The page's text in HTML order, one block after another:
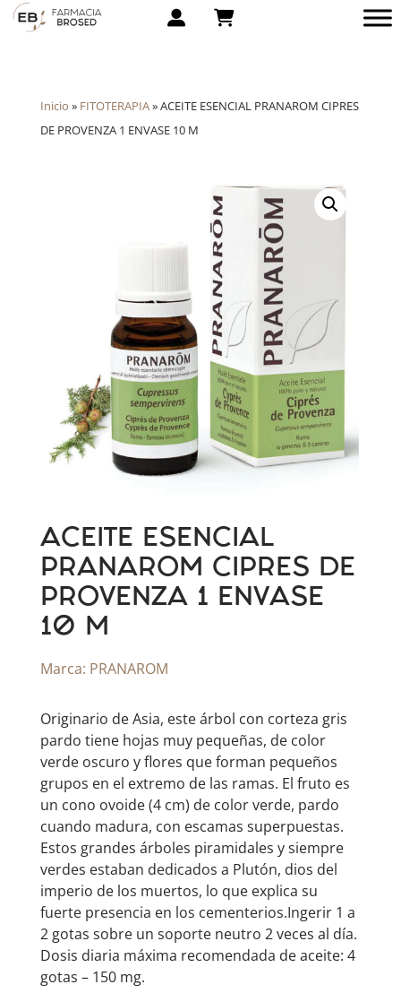
Inicio » FITOTERAPIA»ACEITE ESENCIAL PRANAROM CIPRES
DE PROVENZA 1 ENVASE 10 M
ACEITE ESENCIAL
PRANAROM CIPRES DE
PROVENZA 1 ENVASE
10 M
Marca: PRANAROM
Originario de Asia, este árbol con corteza gris
pardo tiene hojas muy pequeñas, de color
verde oscuro y flores que forman pequeños
grupos en el extremo de las ramas. El fruto es
un cono ovoide (4 cm) de color verde, pardo
cuando madura, con escamas superpuestas.
Estos grandes árboles piramidales y siempre
verdes estaban dedicados a Plutón, dios del
imperio de los muertos, lo que explica su
fuerte presencia en los cementerios.Ingerir 1 a
2 gotas sobre un soporte neutro 2 veces al día.
Dosis diaria máxima recomendada de aceite: 4
gotas – 150 mg.